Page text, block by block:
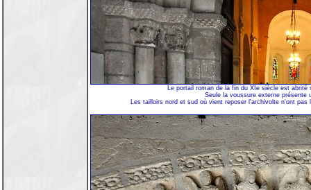
Le portail roman de la fin du XIe siècle est
Seule la voussure externe présente
Les tailloirs nord et sud où vient reposer l'archivolte n'ont